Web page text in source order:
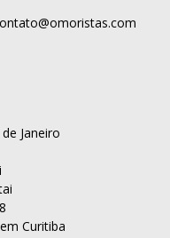
Janeiro
Curitiba